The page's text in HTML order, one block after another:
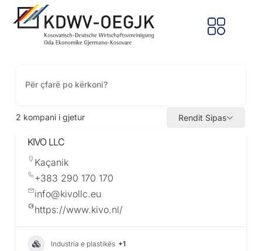
2 kompani i gjetur Rendit Sipas
KIVO LLC
Kaçanik
+383 290 170 170
info@kivollc.eu
https://www.kivo.nl/
Industria e plastikës +1